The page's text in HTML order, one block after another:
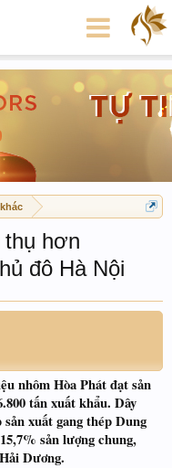
thụ hơn
đô Hà Nội
nhôm Hòa Phát đạt sản
tấn xuất khẩu. Dây
xuất gang thép Dung
sản lượng chung,
Dương.